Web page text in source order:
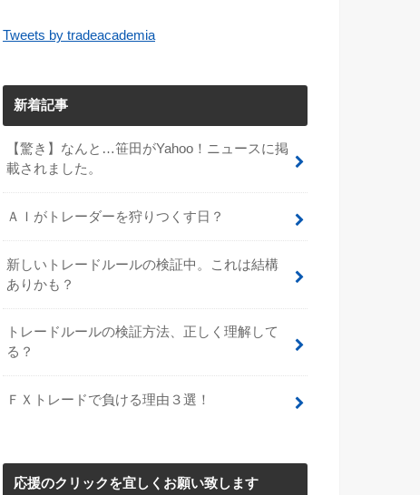
Tweets by tradeacademia
新着記事
【驚き】なんと…笹田がYahoo！ニュースに掲
載されました。
ＡＩがトレーダーを狩りつくす日？
新しいトレードルールの検証中。これは結構
ありかも？
トレードルールの検証方法、正しく理解して
る？
ＦＸトレードで負ける理由３選！
応援のクリックを宜しくお願い致します